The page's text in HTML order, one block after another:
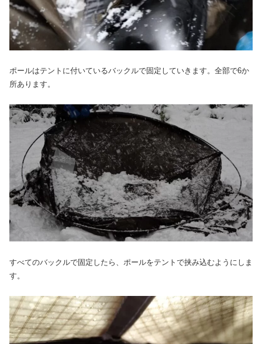
ポールはテントに付いているバックルで固定していきます。全部で6か
所あります。
すべてのバックルで固定したら、ポールをテントで挟み込むようにしま
す。